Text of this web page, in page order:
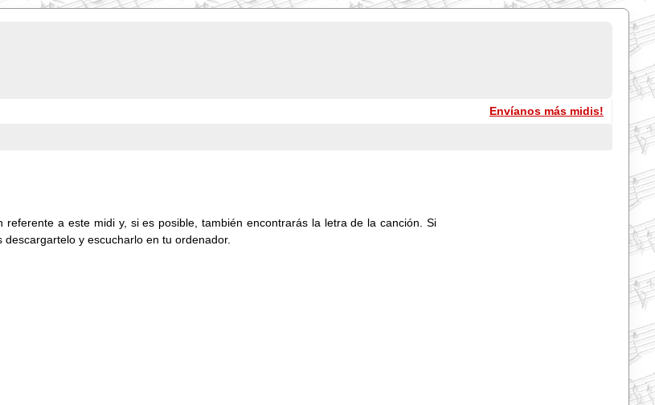
Envíanos más midis!
referente a este midi y, si es posible, también encontrarás la letra de la canción. Si
y escucharlo en tu ordenador.